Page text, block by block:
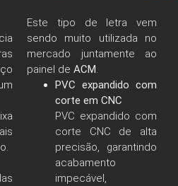
Este tipo de letra vem
sendo muito utilizada no
mercado juntamente ao
painel de ACM.
PVC expandido com
corte em CNC
PVC expandido com
corte CNC de alta
precisão, garantindo
acabamento
impecável,